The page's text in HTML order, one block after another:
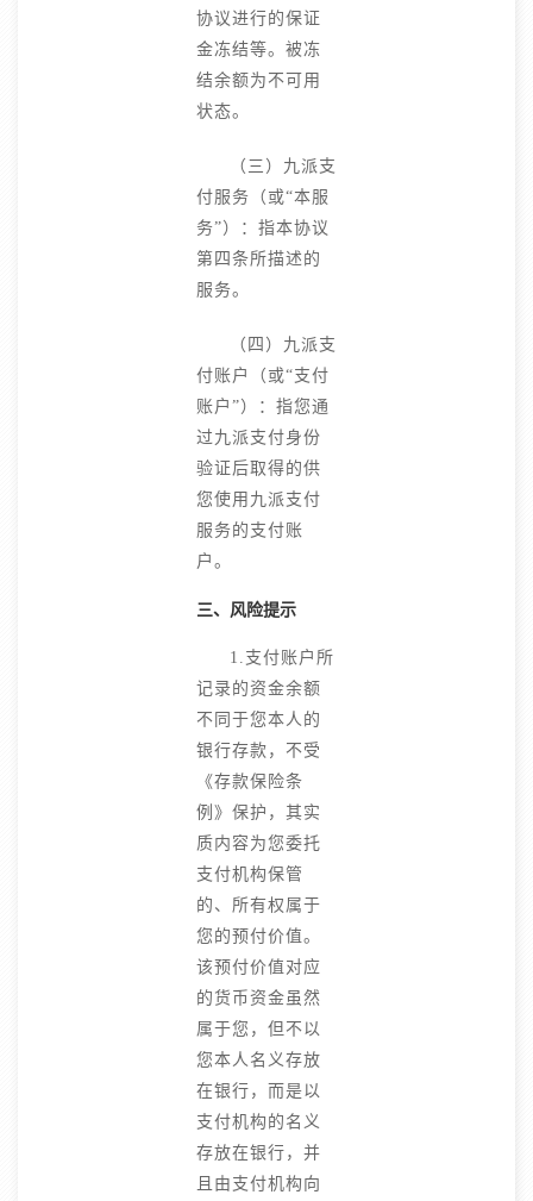
协议进行的保证
金冻结等。被冻
结余额为不可用
状态。
（三）九派支
付服务（或“本服
务”）：指本协议
第四条所描述的
服务。
（四）九派支
付账户（或“支付
账户”）：指您通
过九派支付身份
验证后取得的供
您使用九派支付
服务的支付账
户。
三、风险提示
1.支付账户所
记录的资金余额
不同于您本人的
银行存款，不受
《存款保险条
例》保护，其实
质内容为您委托
支付机构保管
的、所有权属于
您的预付价值。
该预付价值对应
的货币资金虽然
属于您，但不以
您本人名义存放
在银行，而是以
支付机构的名义
存放在银行，并
且由支付机构向